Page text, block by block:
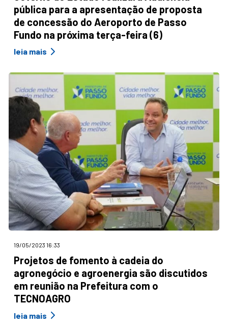
pública para a apresentação de proposta
de concessão do Aeroporto de Passo
Fundo na próxima terça-feira (6)
leia mais
19/05/2023 16:33
Projetos de fomento à cadeia do
agronegócio e agroenergia são discutidos
em reunião na Prefeitura com o
TECNOAGRO
leia mais